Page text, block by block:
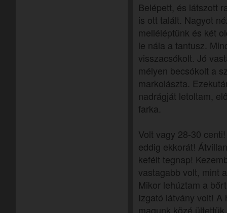
Belépett, és látszott
is ott talált. Nagyot
melléléptünk és két
le nála a tantusz.
visszacsókolt. Jó
mélyen becsókolt a
markolászta.
nadrágját letoltam,
farka.
Volt vagy 28-30
eddig ekkorát!
kefélt tegnap!
vastagabb volt, mint
Mikor lehúztam a
Izgató látvány volt!
magunk közé